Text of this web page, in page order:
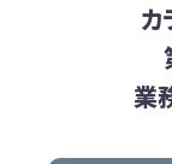
カ
業